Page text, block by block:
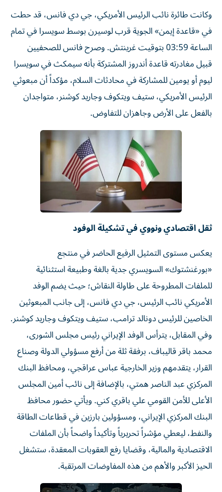
وكانت طائرة نائب الرئيس الأمريكي، جي دي فانس، قد حطت
في «قاعدة إيمن» الجوية قرب لوسيرن بوسط سويسرا في تمام
الساعة 03:59 بتوقيت غرينتش. وصرح فانس للصحفيين
قبيل مغادرته قاعدة أندروز المشتركة بأنه سيمكث في سويسرا
ليوم أو يومين للمشاركة في محادثات السلام، مؤكداً أن مبعوثي
الرئيس الأمريكي، ستيف ويتكوف وجاريد كوشنر، متواجدان
بالفعل على الأرض وجاهزان للتفاوض.
ثقل اقتصادي ونووي في تشكيلة الوفود
يعكس مستوى التمثيل الرفيع الحاضر في منتجع
«بورغنشتوك» السويسري جدية بالغة وطبيعة استثنائية
للملفات المطروحة على طاولة النقاش؛ حيث يضم الوفد
الأمريكي نائب الرئيس، جي دي فانس، إلى جانب المبعوثين
الخاصين للرئيس دونالد ترامب، ستيف ويتكوف وجاريد كوشنر.
وفي المقابل، يترأس الوفد الإيراني رئيس مجلس الشورى،
محمد باقر قاليباف، برفقة ثلة من أرفع مسؤولي الدولة وصناع
القرار، يتقدمهم وزير الخارجية عباس عراقجي، ومحافظ البنك
المركزي عبد الناصر همتي، بالإضافة إلى نائب أمين المجلس
الأعلى للأمن القومي علي باقري كني. ويأتي حضور محافظ
البنك المركزي الإيراني، ومسؤولين بارزين في قطاعات الطاقة
والنفط، ليعطي مؤشراً تحريرياً وتأكيداً واضحاً بأن الملفات
الاقتصادية والمالية، وقضايا رفع العقوبات المعقدة، ستشغل
الحيز الأكبر والأهم من هذه المفاوضات المرتقبة.